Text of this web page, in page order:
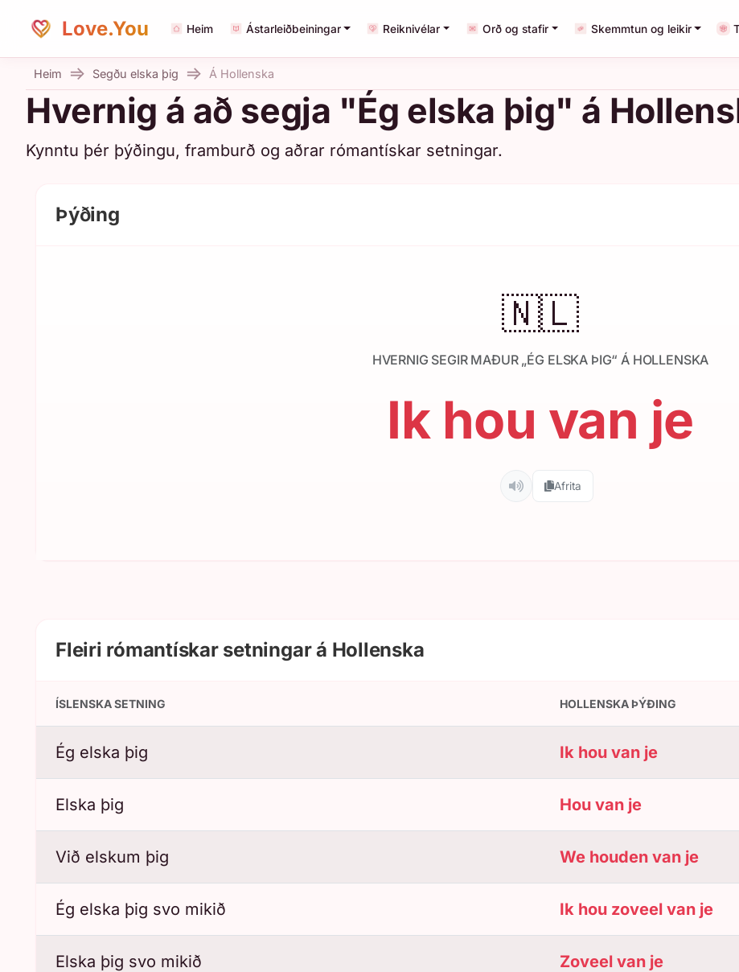
Love.You Heim Ástarleiðbeiningar Reiknivélar Orð og stafir Skemmtun og leikir
Heim Segðu elska þig Á Hollenska
Hvernig á að segja "Ég elska þig" á
Kynntu þér þýðingu, framburð og aðrar rómantískar setningar.
Þýðing
🇳🇱
HVERNIG SEGIR MAÐUR „ÉG ELSKA ÞIG“ Á HOLLENSKA
Ik hou van je
Afrita
Fleiri rómantískar setningar á Hollenska
ÍSLENSKA SETNING HOLLENSKA ÞÝÐING
Ég elska þig Ik hou van je
Elska þig Hou van je
Við elskum þig We houden van je
Ég elska þig svo mikið Ik hou zoveel van je
Elska þig svo mikið Zoveel van je